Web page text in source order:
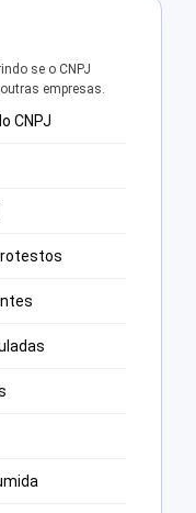
se o CNPJ
empresas.
CNPJ